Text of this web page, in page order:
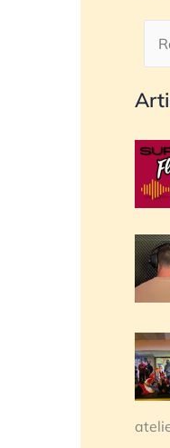
c
h
r
h
e
: